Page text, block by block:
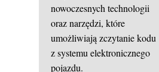
nowoczesnych technologii
oraz narzędzi, które
umożliwiają zczytanie kodu
z systemu elektronicznego
pojazdu.